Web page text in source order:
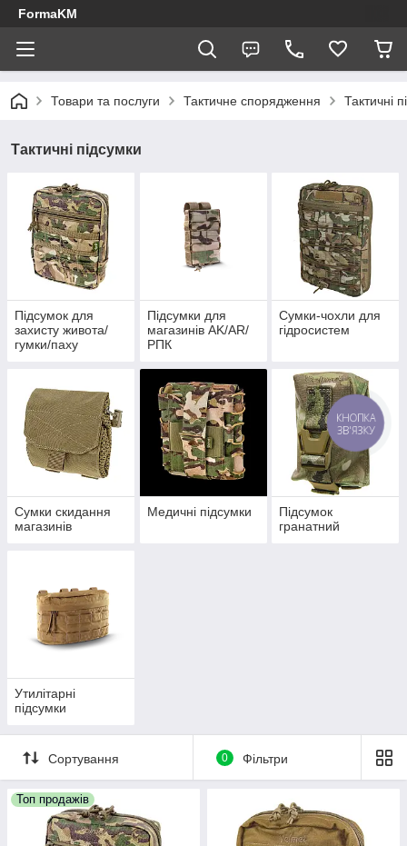
FormaKM
Товари та послуги Тактичне спорядження Тактичні
Тактичні підсумки
Підсумок для
захисту живота/
гумки/паху
Підсумки для
магазинів AK/AR/
РПК
Сумки-чохли для
гідросистем
Сумки скидання
магазинів
Медичні підсумки
Підсумок
гранатний
Утилітарні
підсумки
Сортування 0 Фільтри
Топ продажів
КНОПКА
ЗВ'ЯЗКУ